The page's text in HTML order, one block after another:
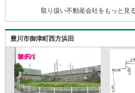
キッズスペース用意しておりま
来場ください。・営業時間 午前
（定休日:水曜日）この時間帯は
スムーズにご案内できます。右
取り扱い不動産会社をもっと見
豊川市御津町西方浜田